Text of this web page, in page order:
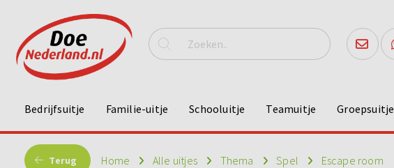
Bedrijfsuitje Familie-uitje Schooluitje Teamuitje Groepsuitje
Terug Home Alle uitjes Thema Spel Escape room